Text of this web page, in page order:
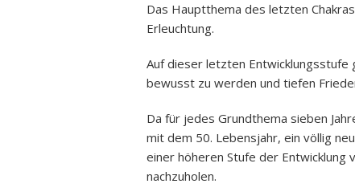
Das Hauptthema des letzten
Erleuchtung.
Auf dieser letzten Entwicklungsstufe
bewusst zu werden und tiefen
Da für jedes Grundthema sieben
mit dem 50. Lebensjahr, ein völlig
einer höheren Stufe der Entwicklung
nachzuholen.